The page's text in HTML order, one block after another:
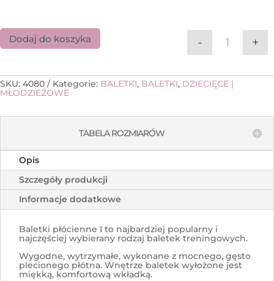
ilość
- +
Dodaj do koszyka
SKU: 4080 Kategorie: BALETKI, BALETKI, DZIECIĘCE |
MŁODZIEŻOWE
TABELA ROZMIARÓW
Opis
Szczegóły produkcji
Informacje dodatkowe
Baletki płócienne I to najbardziej popularny i
najczęściej wybierany rodzaj baletek treningowych.
Wygodne, wytrzymałe, wykonane z mocnego, gęsto
plecionego płótna. Wnętrze baletek wyłożone jest
miękką, komfortową wkładką.